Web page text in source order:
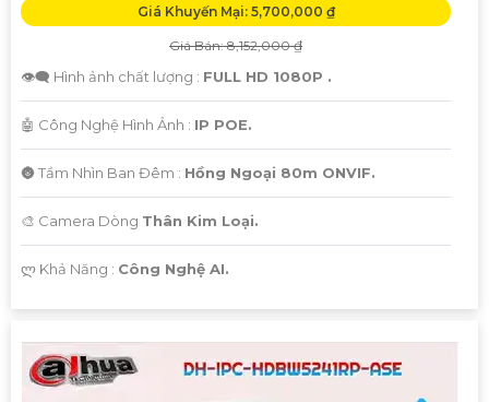
Giá Khuyến Mại: 5,700,000 ₫
Giá Bán: 8,152,000 ₫
👁️‍🗨 Hình ảnh chất lượng : FULL HD 1080P .
🤖️ Công Nghệ Hình Ảnh : IP POE.
🌚 Tầm Nhìn Ban Đêm : Hồng Ngoại 80m ONVIF.
🎨 Camera Dòng Thân Kim Loại.
️ლ Khả Năng : Công Nghệ AI.